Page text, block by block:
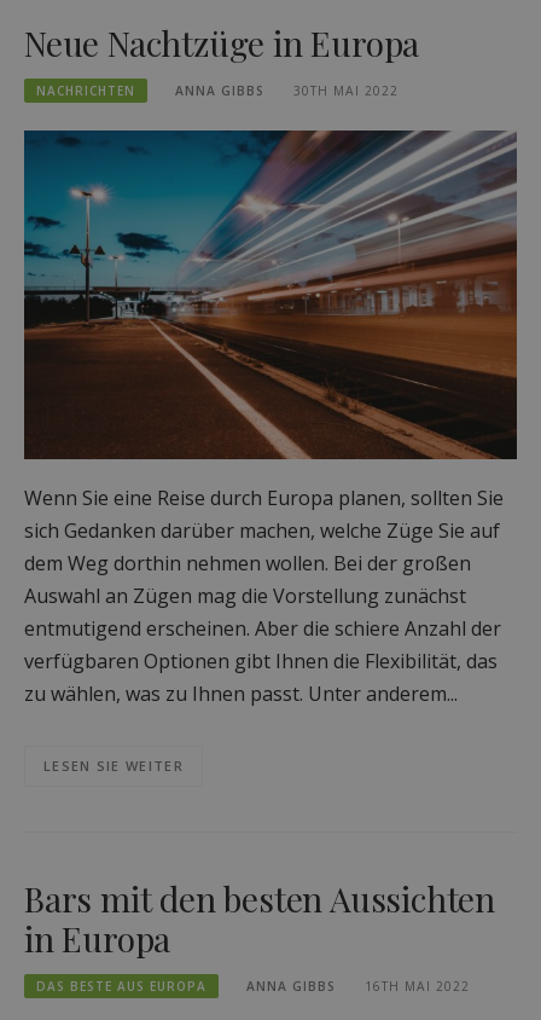
Neue Nachtzüge in Europa
NACHRICHTEN ANNA GIBBS 30TH MAI 2022
Wenn Sie eine Reise durch Europa planen, sollten Sie
sich Gedanken darüber machen, welche Züge Sie auf
dem Weg dorthin nehmen wollen. Bei der großen
Auswahl an Zügen mag die Vorstellung zunächst
entmutigend erscheinen. Aber die schiere Anzahl der
verfügbaren Optionen gibt Ihnen die Flexibilität, das
zu wählen, was zu Ihnen passt. Unter anderem...
LESEN SIE WEITER
Bars mit den besten Aussichten
in Europa
DAS BESTE AUS EUROPA ANNA GIBBS 16TH MAI 2022